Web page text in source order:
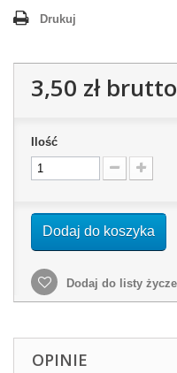
Drukuj
3,50 złbrutto
Ilość
Dodaj do koszyka
Dodaj do listy
OPINIE